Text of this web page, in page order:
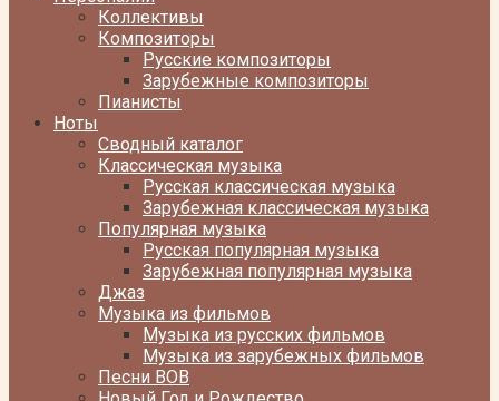
Коллективы
Композиторы
Русские композиторы
Зарубежные композиторы
Пианисты
Ноты
Сводный каталог
Классическая музыка
Русская классическая музыка
Зарубежная классическая музыка
Популярная музыка
Русская популярная музыка
Зарубежная популярная музыка
Джаз
Музыка из фильмов
Музыка из русских фильмов
Музыка из зарубежных фильмов
Песни ВОВ